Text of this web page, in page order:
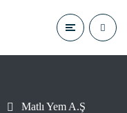
Matlı Yem A.Ş